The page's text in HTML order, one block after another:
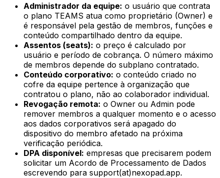
Administrador da equipe: o usuário que contrata
o plano TEAMS atua como proprietário (Owner) e
é responsável pela gestão de membros, funções e
conteúdo compartilhado dentro da equipe.
Assentos (seats): o preço é calculado por
usuário e período de cobrança. O número máximo
de membros depende do subplano contratado.
Conteúdo corporativo: o conteúdo criado no
cofre da equipe pertence à organização que
contratou o plano, não ao colaborador individual.
Revogação remota: o Owner ou Admin pode
remover membros a qualquer momento e o acesso
aos dados corporativos será apagado do
dispositivo do membro afetado na próxima
verificação periódica.
DPA disponível: empresas que precisarem podem
solicitar um Acordo de Processamento de Dados
escrevendo para support(at)nexopad.app.